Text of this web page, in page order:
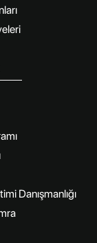
Danışmanlığı